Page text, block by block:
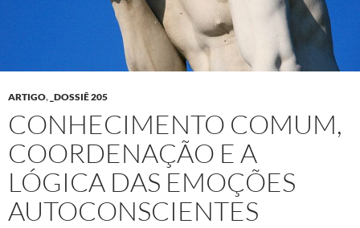
ARTIGO, _DOSSIÊ 205
CONHECIMENTO COMUM,
COORDENAÇÃO E A
LÓGICA DAS EMOÇÕES
AUTOCONSCIENTES